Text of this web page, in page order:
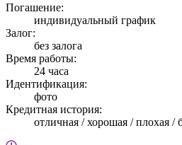
Погашение:
индивидуальный график
Залог:
без залога
Время работы:
24 часа
Идентификация:
фото
Кредитная история:
отличная / хорошая / плохая /